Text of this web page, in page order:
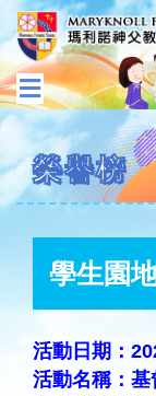
榮譽榜
學生園
活動日期：
活動名稱：基